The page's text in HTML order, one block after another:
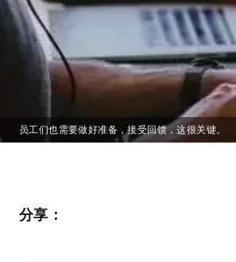
员工们也需要做好准备，接受回馈，这很关键。
分享：